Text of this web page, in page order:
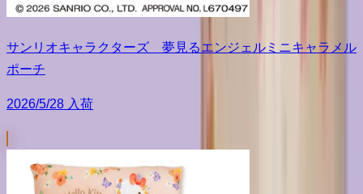
サンリオキャラクターズ 夢見るエンジェルミニキャラメル
ポーチ
2026/5/28 入荷